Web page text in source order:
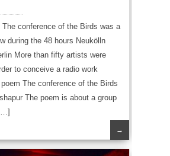
The conference of the Birds was a
during the 48 hours Neukölln
More than fifty artists were
to conceive a radio work
The conference of the Birds
The poem is about a group
→